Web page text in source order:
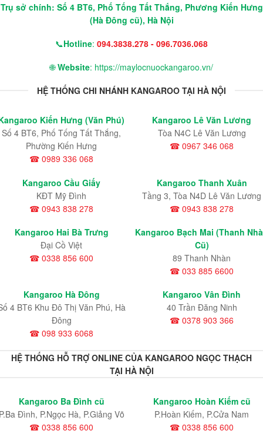
Trụ sở chính: Số 4 BT6, Phố Tống Tất Thắng, Phương Kiến Hưng
(Hà Đông cũ), Hà Nội
📞Hotline: 094.3838.278 - 096.7036.068
🌐Website: https://maylocnuockangaroo.vn/
HỆ THỐNG CHI NHÁNH KANGAROO TẠI HÀ NỘI
Kiến Hưng (Văn Phú)
Số 4 BT6, Phố Tống Tất Thắng,
Phường Kiến Hưng
☎ 0989 336 068
Kangaroo Lê Văn Lương
Tòa N4C Lê Văn Lương
☎ 0967 346 068
Kangaroo Cầu Giấy
KĐT Mỹ Đình
☎ 0943 838 278
Kangaroo Thanh Xuân
Tầng 3, Tòa N4D Lê Văn Lương
☎ 0943 838 278
Kangaroo Hai Bà Trưng
Đại Cồ Việt
☎ 0338 856 600
Kangaroo Bạch Mai (Thanh
Cũ)
89 Thanh Nhàn
☎ 033 885 6600
Kangaroo Hà Đông
4 BT6 Khu Đô Thị Văn Phú, Hà
Đông
☎ 098 933 6068
Kangaroo Vân Đình
40 Trần Đăng Ninh
☎ 0378 903 366
HỆ THỐNG HỖ TRỢ ONLINE CỦA KANGAROO NGỌC THẠCH
TẠI HÀ NỘI
Kangaroo Ba Đình cũ
Đình, P.Ngọc Hà, P.Giảng Võ
☎ 0338 856 600
Kangaroo Hoàn Kiếm cũ
P.Hoàn Kiếm, P.Cửa Nam
☎ 0338 856 600